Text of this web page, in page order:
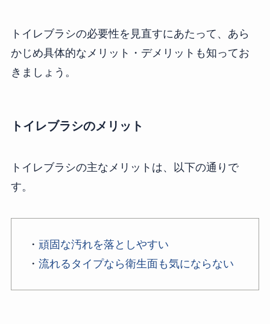
トイレブラシの必要性を見直すにあたって、あら
かじめ具体的なメリット・デメリットも知ってお
きましょう。
トイレブラシのメリット
トイレブラシの主なメリットは、以下の通りで
す。
・ 頑固な汚れを落としやすい
・ 流れるタイプなら衛生面も気にならない